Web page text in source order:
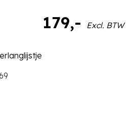
179,- Excl. BTW